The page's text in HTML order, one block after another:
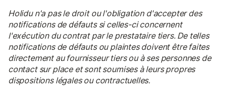
Holidu n'a pas le droit ou l'obligation d'accepter des
notifications de défauts si celles-ci concernent
l'exécution du contrat par le prestataire tiers. De telles
notifications de défauts ou plaintes doivent être faites
directement au fournisseur tiers ou à ses personnes de
contact sur place et sont soumises à leurs propres
dispositions légales ou contractuelles.